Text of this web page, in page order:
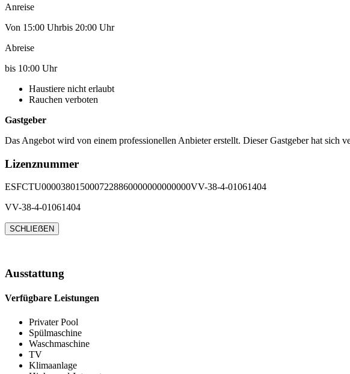
Anreise
Von 15:00 Uhrbis 20:00 Uhr
Abreise
bis 10:00 Uhr
Haustiere nicht erlaubt
Rauchen verboten
Gastgeber
Das Angebot wird von einem professionellen Anbieter erstellt. Dieser Gastgeber hat sich
Lizenznummer
ESFCTU0000380150007228860000000000000VV-38-4-01061404
VV-38-4-01061404
SCHLIEẞEN
Ausstattung
Verfügbare Leistungen
Privater Pool
Spülmaschine
Waschmaschine
TV
Klimaanlage